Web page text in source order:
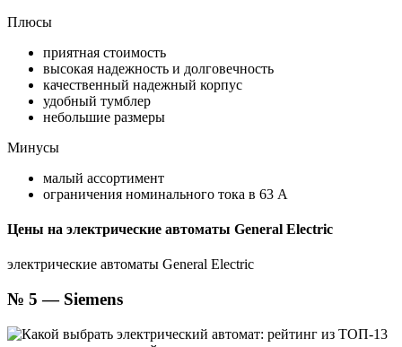
Плюсы
приятная стоимость
высокая надежность и долговечность
качественный надежный корпус
удобный тумблер
небольшие размеры
Минусы
малый ассортимент
ограничения номинального тока в 63 А
Цены на электрические автоматы General Electric
электрические автоматы General Electric
№ 5 — Siemens